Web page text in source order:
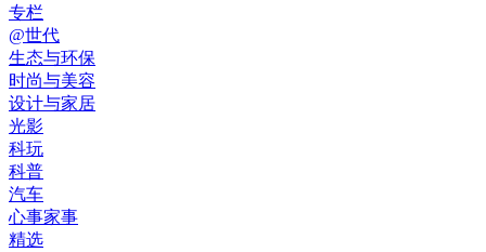
专栏
@世代
生态与环保
时尚与美容
设计与家居
光影
科玩
科普
汽车
心事家事
精选